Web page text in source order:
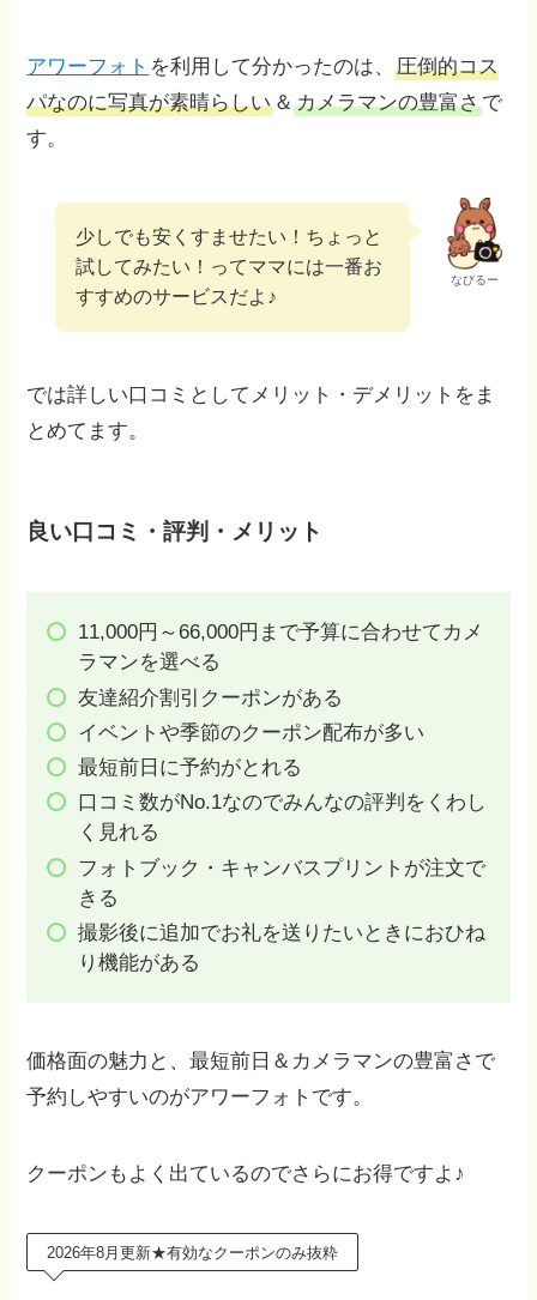
アワーフォト を利用して分かったのは、圧倒的コス
パなのに写真が素晴らしい ＆カメラマンの豊富さで
す。
なびるー
少しでも安くすませたい！ちょっと
試してみたい！ってママには一番お
すすめのサービスだよ♪
では詳しい口コミとしてメリット・デメリットをま
とめてます。
良い口コミ・評判・メリット
11,000円～66,000円まで予算に合わせてカメ
ラマンを選べる
友達紹介割引クーポンがある
イベントや季節のクーポン配布が多い
最短前日に予約がとれる
口コミ数がNo.1なのでみんなの評判をくわし
く見れる
フォトブック・キャンバスプリントが注文で
きる
撮影後に追加でお礼を送りたいときにおひね
り機能がある
価格面の魅力と、最短前日＆カメラマンの豊富さで
予約しやすいのがアワーフォトです。
クーポンもよく出ているのでさらにお得ですよ♪
2026年8月更新★有効なクーポンのみ抜粋